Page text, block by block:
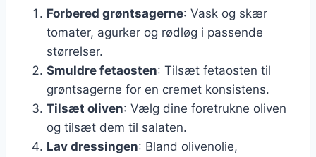
Forbered grøntsagerne: Vask og skær
tomater, agurker og rødløg i passende
størrelser.
Smuldre fetaosten: Tilsæt fetaosten til
grøntsagerne for en cremet konsistens.
Tilsæt oliven: Vælg dine foretrukne oliven
og tilsæt dem til salaten.
Lav dressingen: Bland olivenolie,